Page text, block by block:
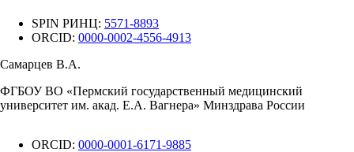
SPIN РИНЦ: 5571-8893
ORCID: 0000-0002-4556-4913
Самарцев В.А.
ФГБОУ ВО «Пермский государственный медицинский
университет им. акад. Е.А. Вагнера» Минздрава России
ORCID: 0000-0001-6171-9885